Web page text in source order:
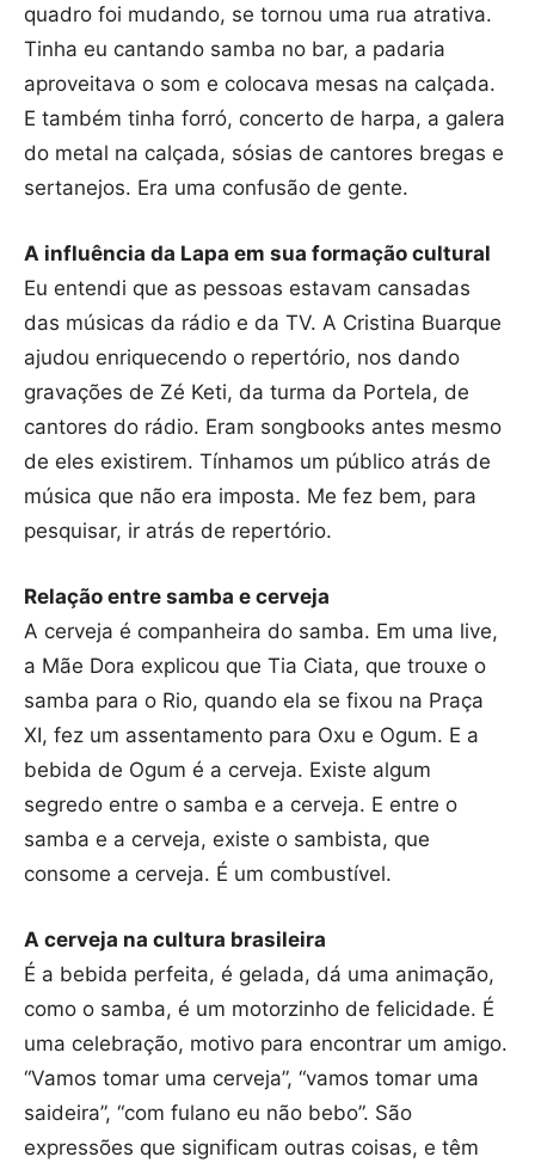
quadro foi mudando, se tornou uma rua atrativa.
Tinha eu cantando samba no bar, a padaria
aproveitava o som e colocava mesas na calçada.
E também tinha forró, concerto de harpa, a galera
do metal na calçada, sósias de cantores bregas e
sertanejos. Era uma confusão de gente.
A influência da Lapa em sua formação cultural
Eu entendi que as pessoas estavam cansadas
das músicas da rádio e da TV. A Cristina Buarque
ajudou enriquecendo o repertório, nos dando
gravações de Zé Keti, da turma da Portela, de
cantores do rádio. Eram songbooks antes mesmo
de eles existirem. Tínhamos um público atrás de
música que não era imposta. Me fez bem, para
pesquisar, ir atrás de repertório.
Relação entre samba e cerveja
A cerveja é companheira do samba. Em uma live,
a Mãe Dora explicou que Tia Ciata, que trouxe o
samba para o Rio, quando ela se fixou na Praça
XI, fez um assentamento para Oxu e Ogum. E a
bebida de Ogum é a cerveja. Existe algum
segredo entre o samba e a cerveja. E entre o
samba e a cerveja, existe o sambista, que
consome a cerveja. É um combustível.
A cerveja na cultura brasileira
É a bebida perfeita, é gelada, dá uma animação,
como o samba, é um motorzinho de felicidade. É
uma celebração, motivo para encontrar um amigo.
“Vamos tomar uma cerveja”, “vamos tomar uma
saideira”, “com fulano eu não bebo”. São
expressões que significam outras coisas, e têm